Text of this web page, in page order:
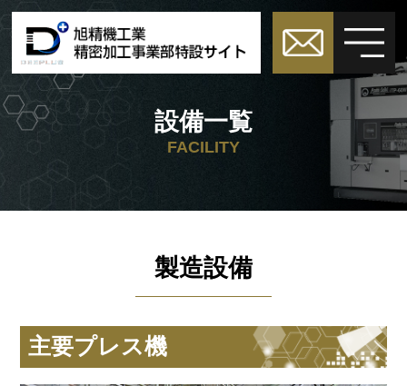
設備一覧
FACILITY
製造設備
主要プレス機